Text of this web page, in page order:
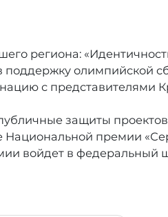
региона:
олимпийской
с представителями
защиты
Национальной премии
войдет в федеральный